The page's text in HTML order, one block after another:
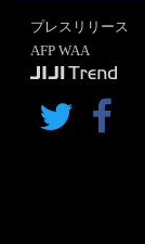
プレスリリース
AFP WAA